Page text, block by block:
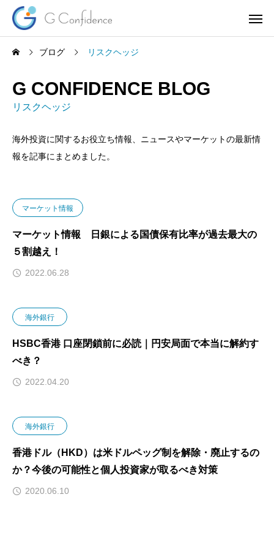
ブログ リスクヘッジ
G CONFIDENCE BLOG
リスクヘッジ
海外投資に関するお役立ち情報、ニュースやマーケットの最新情
報を記事にまとめました。
マーケット情報
マーケット情報 日銀による国債保有比率が過去最大の
５割越え！
2022.06.28
海外銀行
HSBC香港 口座閉鎖前に必読｜円安局面で本当に解約す
べき？
2022.04.20
海外銀行
香港ドル（HKD）は米ドルペッグ制を解除・廃止するの
か？今後の可能性と個人投資家が取るべき対策
2020.06.10